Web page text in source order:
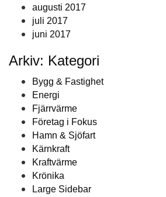
augusti 2017
juli 2017
juni 2017
Arkiv: Kategori
Bygg & Fastighet
Energi
Fjärrvärme
Företag i Fokus
Hamn & Sjöfart
Kärnkraft
Kraftvärme
Krönika
Large Sidebar